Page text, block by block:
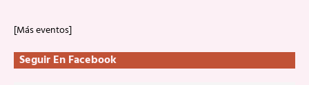
[Más eventos]
Seguir En Facebook